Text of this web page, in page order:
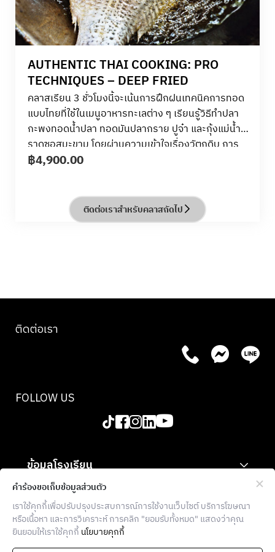
AUTHENTIC THAI COOKING: PRO
TECHNIQUES – DEEP FRIED
คลาสเรียน 3 ชั่วโมงนี้จะเน้นการฝึกฝนเทคนิคการทอด
แบบไทยที่ใช้ในเมนูอาหารทะเลต่าง ๆ เรียนรู้วิธีทำปลา
กะพงทอดน้ำปลา ทอดมันปลากราย ปูจ๋า และกุ้งแม่น้ำ
ราดซอสมะขาม โดยผ่านความเข้าใจเรื่องวัตถุดิบ การ
สาธิตโดยเชฟผู้เชี่ยวชาญ และการลงมือทำจริง คุณจะได้
เลิศรสได้อย่างลงตัว
฿4,900.00
ติดต่อเราสำหรับคลาสถัดไป
THE FOOD SCHOOL BANGKOK
ข้อมูลโรงเรียน
สำหรับองค์กร
ข้อมูลเพิ่มเติม
ติดต่อเรา
FOLLOW US
คำร้องขอเก็บข้อมูลส่วนตัว
เราใช้คุกกี้เพื่อปรับปรุงประสบการณ์การใช้งานเว็บไซต์ บริการโฆษณา
หรือเนื้อหา และการวิเคราะห์ การคลิก "ยอมรับทั้งหมด" แสดงว่าคุณ
ยินยอมให้เราใช้คุกกี้นโยบายคุกกี้